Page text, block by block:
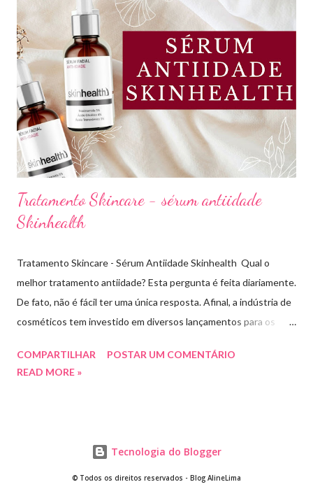
Lima. Compartilhando dicas de produtos, resenhas, rotinas de
beleza, bem-estar e autoestima. TOP 10 BASES BARATINHAS
Escolher uma boa base para a maquiagem não é algo tão simples.
Afinal temos que avaliar para qual tipo de pele, tonalidade,
subtom, ativos (se for o caso) e ainda o preço. Neste vídeo do
meu canal mostrei como vocês podem comprar uma base sem
errar na cor. É um site que tem salvado minha vida,...
Tratamento Skincare - sérum antiidade
Skinhealth
Tratamento Skincare - Sérum Antiidade Skinhealth Qual o
melhor tratamento antiidade? Esta pergunta é feita diariamente.
De fato, não é fácil ter uma única resposta. Afinal, a indústria de
cosméticos tem investido em diversos lançamentos para os
skincare tem buscado evitar os sinais de envelhecimento, antes
compartilhar com vocês a minha avaliação. Meu nome é Thays
Rezende, sou criadora de conteúdo de beleza, e estou com
COMPARTILHAR
POSTAR UM COMENTÁRIO
READ MORE »
Tecnologia do Blogger
© Todos os direitos reservados - Blog AlineLima